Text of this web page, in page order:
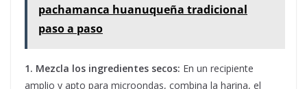
pachamanca huanuqueña tradicional
paso a paso
1. Mezcla los ingredientes secos: En un recipiente
amplio y apto para microondas, combina la harina, el